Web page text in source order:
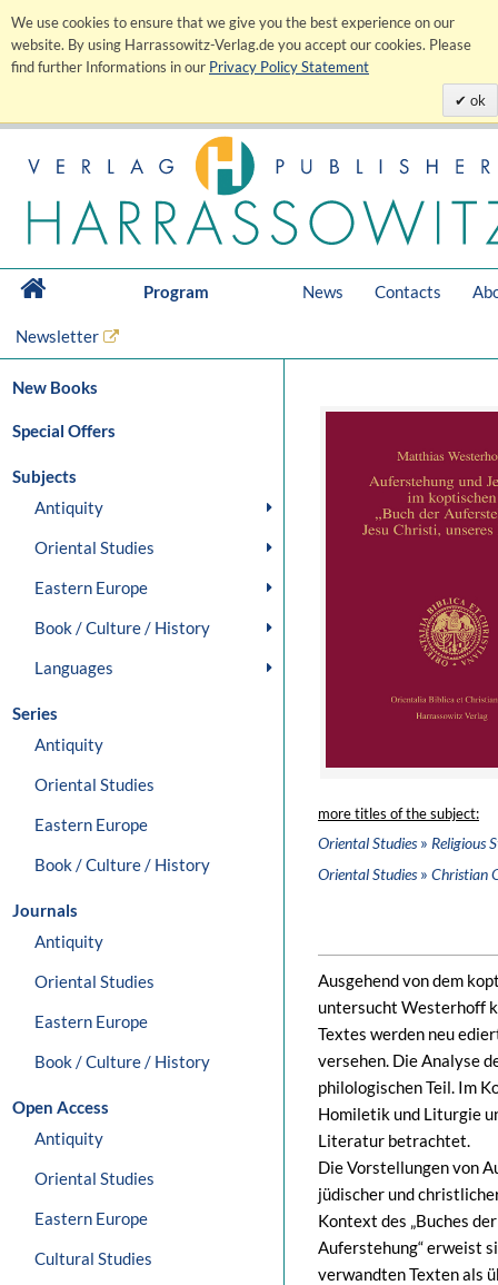
We use cookies to ensure that we give you the best experience on our
website. By using Harrassowitz-Verlag.de you accept our cookies. Please
find further Informations in our Privacy Policy Statement
ok
Program News Contacts
Newsletter
New Books
Special Offers
Subjects
Antiquity
Oriental Studies
Eastern Europe
Book / Culture / History
Languages
Series
Antiquity
Oriental Studies
Eastern Europe
Book / Culture / History
Journals
Antiquity
Oriental Studies
Eastern Europe
Book / Culture / History
Open Access
Antiquity
Oriental Studies
Eastern Europe
Cultural Studies
more titles of the subject:
Oriental Studies» Religious
Oriental Studies» Christian
Ausgehend von dem
untersucht Westerhoff
Textes werden neu
versehen. Die Analyse
philologischen Teil. Im
Homiletik und Liturgie
Literatur betrachtet.
Die Vorstellungen von
jüdischer und
Kontext des „Buches
Auferstehung“ erweist
verwandten Texten als